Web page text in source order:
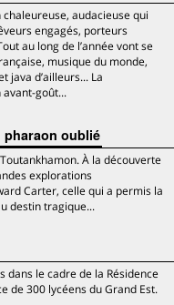
chaleureuse, audacieuse qui
engagés, porteurs
au long de l’année vont se
musique du monde,
java d’ailleurs... La
avant-goût...
pharaon oublié
À la découverte
explorations
Carter, celle qui a permis la
destin tragique...
dans le cadre de la Résidence
de 300 lycéens du Grand Est.